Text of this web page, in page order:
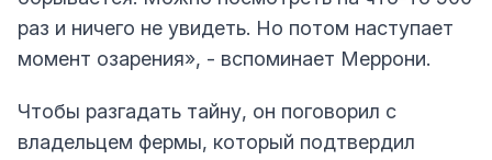
раз и ничего не увидеть. Но потом наступает
момент озарения», - вспоминает Меррони.
Чтобы разгадать тайну, он поговорил с
владельцем фермы, который подтвердил